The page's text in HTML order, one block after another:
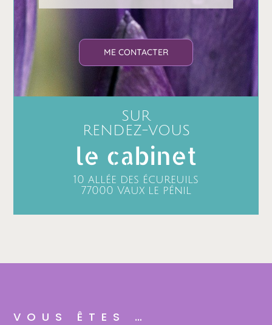
ME CONTACTER
SUR
RENDEZ-VOUS
le cabinet
10 allée des écureuils
77000 Vaux le pénil
VOUS ÊTES …